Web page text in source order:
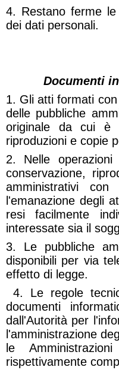
4. Restano ferme
dei dati personali.
Documenti
1. Gli atti formati
delle pubbliche
originale da cui è
riproduzioni e copie
2.
Nelle
conservazione,
amministrativi
l'emanazione degli
resi facilmente
interessate sia il
3.
Le pubbliche
disponibili per via
effetto di legge.
4. Le regole
documenti
dall'Autorità per
l'amministrazione
le
rispettivamente